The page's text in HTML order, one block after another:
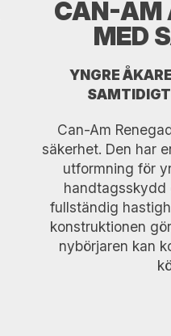
CAN-AM
MED
YNGRE
Can-Am
säkerhet. Den har
utformning för
handtagsskydd
fullständig
konstruktionen
nybörjaren kan